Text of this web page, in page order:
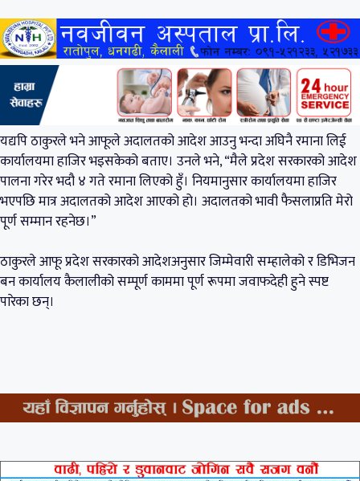
यद्यपि ठाकुरले भने आफूले अदालतको आदेश आउनु भन्दा अघिनै रमाना लिई
कार्यालयमा हाजिर भइसकेको बताए। उनले भने, “मैले प्रदेश सरकारको आदेश
पालना गरेर भदौ ४ गते रमाना लिएको हुँ। नियमानुसार कार्यालयमा हाजिर
भएपछि मात्र अदालतको आदेश आएको हो। अदालतको भावी फैसलाप्रति मेरो
पूर्ण सम्मान रहनेछ।”
ठाकुरले आफू प्रदेश सरकारको आदेशअनुसार जिम्मेवारी सम्हालेको र डिभिजन
बन कार्यालय कैलालीको सम्पूर्ण काममा पूर्ण रूपमा जवाफदेही हुने स्पष्ट
पारेका छन्।